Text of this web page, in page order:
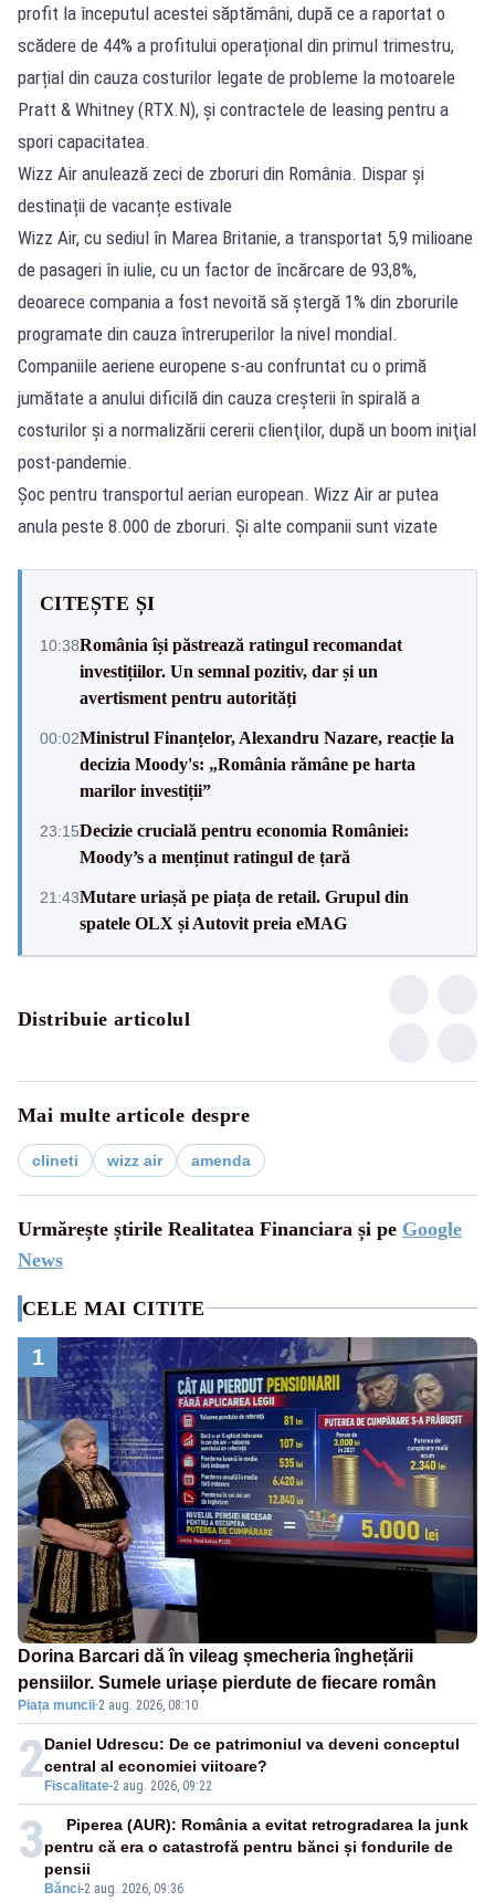
profit la începutul acestei săptămâni, după ce a raportat o
scădere de 44% a profitului operațional din primul trimestru,
parțial din cauza costurilor legate de probleme la motoarele
Pratt & Whitney (RTX.N), și contractele de leasing pentru a
spori capacitatea.
Wizz Air anulează zeci de zboruri din România. Dispar și
destinații de vacanțe estivale
Wizz Air, cu sediul în Marea Britanie, a transportat 5,9 milioane
de pasageri în iulie, cu un factor de încărcare de 93,8%,
deoarece compania a fost nevoită să ştergă 1% din zborurile
programate din cauza întreruperilor la nivel mondial.
Companiile aeriene europene s-au confruntat cu o primă
jumătate a anului dificilă din cauza creşterii în spirală a
costurilor şi a normalizării cererii clienţilor, după un boom iniţial
post-pandemie.
Șoc pentru transportul aerian european. Wizz Air ar putea
anula peste 8.000 de zboruri. Și alte companii sunt vizate
CITEȘTE ȘI
10:38România își păstrează ratingul recomandat
investițiilor. Un semnal pozitiv, dar și un
avertisment pentru autorități
00:02Ministrul Finanțelor, Alexandru Nazare, reacție la
decizia Moody's: „România rămâne pe harta
marilor investiții”
23:15Decizie crucială pentru economia României:
Moody’s a menținut ratingul de țară
21:43Mutare uriașă pe piața de retail. Grupul din
spatele OLX și Autovit preia eMAG
Distribuie articolul
Mai multe articole despre
clineti wizz air amenda
Urmărește știrile Realitatea Financiara și pe Google
News
CELE MAI CITITE
1
Dorina Barcari dă în vileag șmecheria înghețării
pensiilor. Sumele uriașe pierdute de fiecare român
Piața muncii·2 aug. 2026, 08:10
2 Fiscalitate-2 aug. 2026, 09:22
Daniel Udrescu: De ce patrimoniul va deveni conceptul
central al economiei viitoare?
3
Bănci-2 aug. 2026, 09:36
Piperea (AUR): România a evitat retrogradarea la junk
pentru că era o catastrofă pentru bănci și fondurile de
pensii